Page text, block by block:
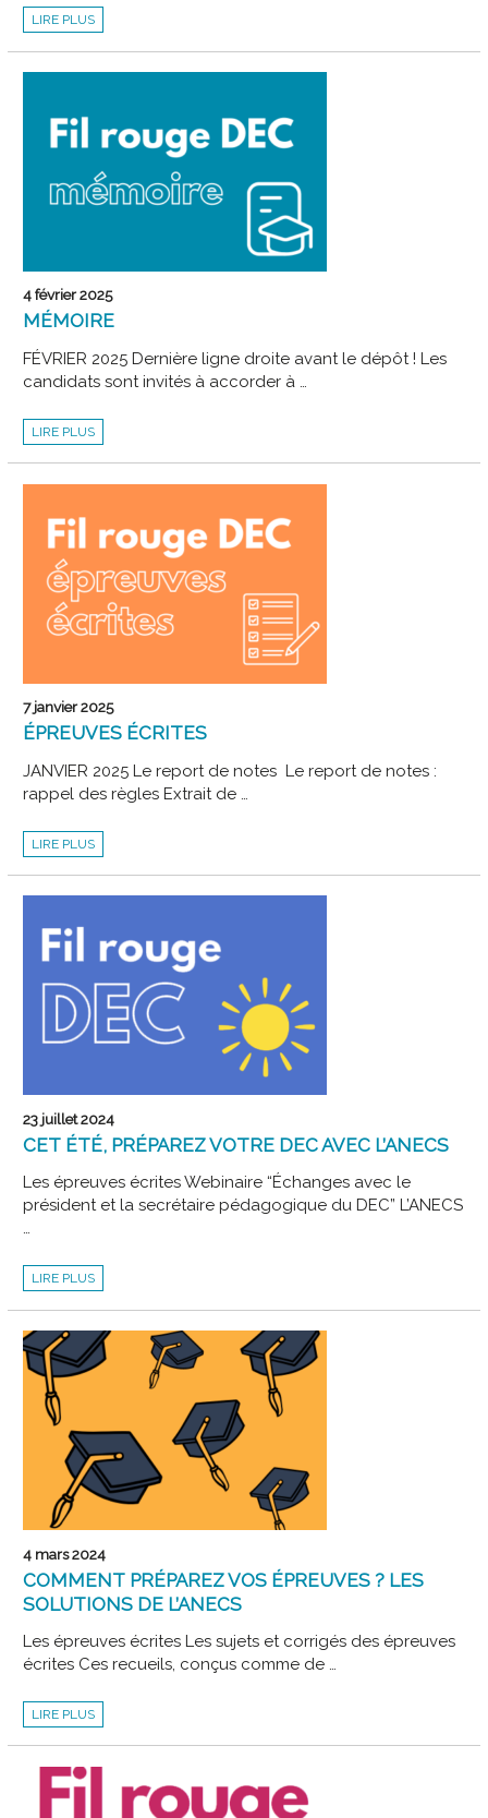
NOTICE
LIRE PLUS
4 février 2025
MÉMOIRE
FÉVRIER 2025 Dernière ligne droite avant le dépôt ! Les
candidats sont invités à accorder à …
MÉMOIRE
LIRE PLUS
7 janvier 2025
ÉPREUVES ÉCRITES
JANVIER 2025 Le report de notes Le report de notes :
rappel des règles Extrait de …
ÉPREUVES
ÉCRITES
LIRE PLUS
23 juillet 2024
CET ÉTÉ, PRÉPAREZ VOTRE DEC AVEC L’ANECS
Les épreuves écrites Webinaire “Échanges avec le
président et la secrétaire pédagogique du DEC” L’ANECS
…
CET
ÉTÉ,
VOTRE
AVEC
L’ANECS
LIRE PLUS
4 mars 2024
COMMENT PRÉPAREZ VOS ÉPREUVES ? LES
SOLUTIONS DE L’ANECS
Les épreuves écrites Les sujets et corrigés des épreuves
écrites Ces recueils, conçus comme de …
COMMENT
PRÉPAREZ
ÉPREUVES ?
SOLUTIONS
L’ANECS
LIRE PLUS